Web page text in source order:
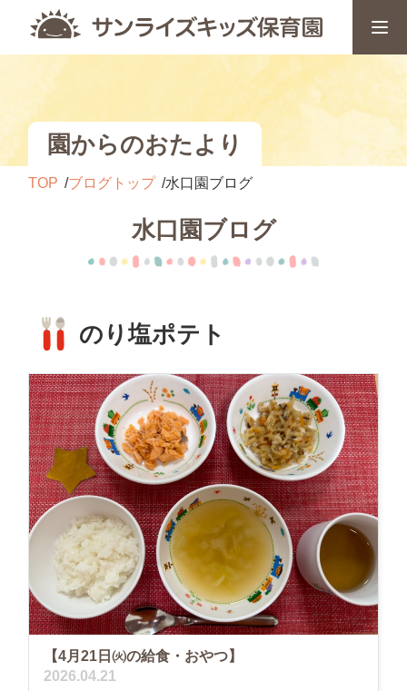
園からのおたより
TOP ブログトップ 水口園ブログ
水口園ブログ
のり塩ポテト
【4月21日㈫の給食・おやつ】
2026.04.21